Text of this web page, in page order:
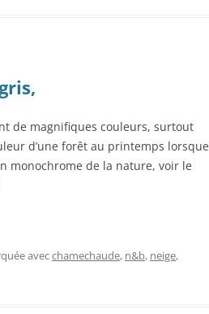
de magnifiques couleurs, surtout
d’une forêt au printemps lorsque
monochrome de la nature, voir le
avecchamechaude, n&b, neige,